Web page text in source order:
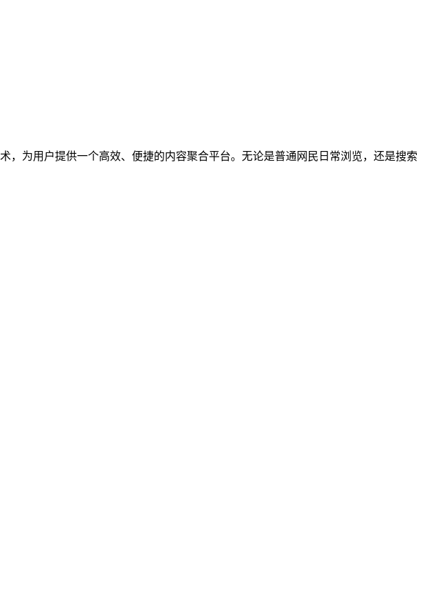
，为用户提供一个高效、便捷的内容聚合平台。无论是普通网民日常浏览，还是搜索